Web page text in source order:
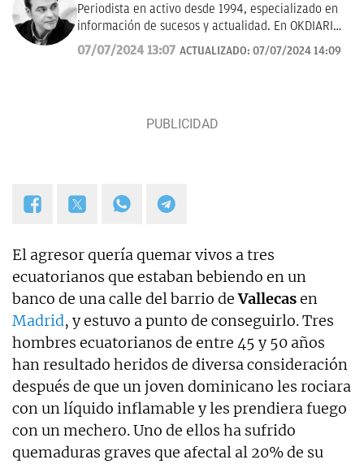
Periodista en activo desde 1994, especializado en
información de sucesos y actualidad. En OKDIARIO
desde el año 2018. Fui redactor del Diario de Las
Palmas, pasé por los Informativos de Telecinco, me
hasta el año 2019 y desde entonces colaboro con
libros "Los reyes latinos", "Red de mentiras" y "Tras
el muro".
07/07/2024 13:07 ACTUALIZADO: 07/07/2024 14:09
El agresor quería quemar vivos a tres
ecuatorianos que estaban bebiendo en un
banco de una calle del barrio deVallecasen
Madrid, y estuvo a punto de conseguirlo. Tres
hombres ecuatorianos de entre 45 y 50 años
han resultado heridos de diversa consideración
después de que un joven dominicano les rociara
con un líquido inflamable y les prendiera fuego
con un mechero. Uno de ellos ha sufrido
quemaduras graves que afectal al 20% de su